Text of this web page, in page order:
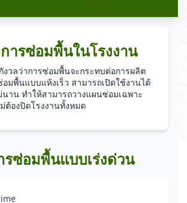
ารซ่อมพื้นในโรงงาน
งวลว่าการซ่อมพื้นจะกระทบต่อการผลิต
มพื้นแบบแห้งเร็ว สามารถเปิดใช้งานได้
นาน ทำให้สามารถวางแผนซ่อมเฉพาะ
ต้องปิดโรงงานทั้งหมด
ซ่อมพื้นแบบเร่งด่วน